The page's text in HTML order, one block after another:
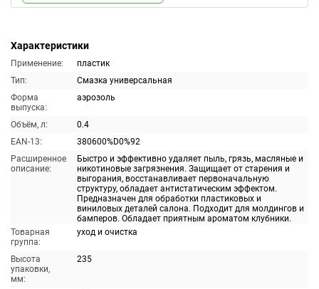
Характеристики
Применение:
пластик
Тип:
Смазка универсальная
Форма
выпуска:
аэрозоль
Объём, л:
0.4
EAN-13:
380600%D0%92
Расширенное
описание:
Быстро и эффективно удаляет пыль, грязь, масляные и
никотиновые загрязнения. Защищает от старения и
выгорания, восстанавливает первоначальную
структуру, обладает антистатическим эффектом.
Предназначен для обработки пластиковых и
виниловых деталей салона. Подходит для молдингов и
бамперов. Обладает приятным ароматом клубники.
Товарная
группа:
уход и очистка
Высота
упаковки,
мм:
235